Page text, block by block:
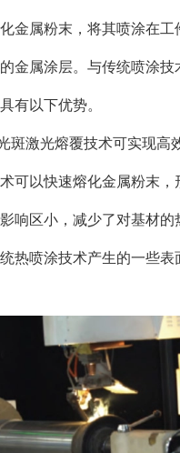
金属粉末，将其喷涂在工
金属涂层。与传统喷涂技
有以下优势。
斑激光熔覆技术可实现高
可以快速熔化金属粉末，
响区小，减少了对基材的
热喷涂技术产生的一些表